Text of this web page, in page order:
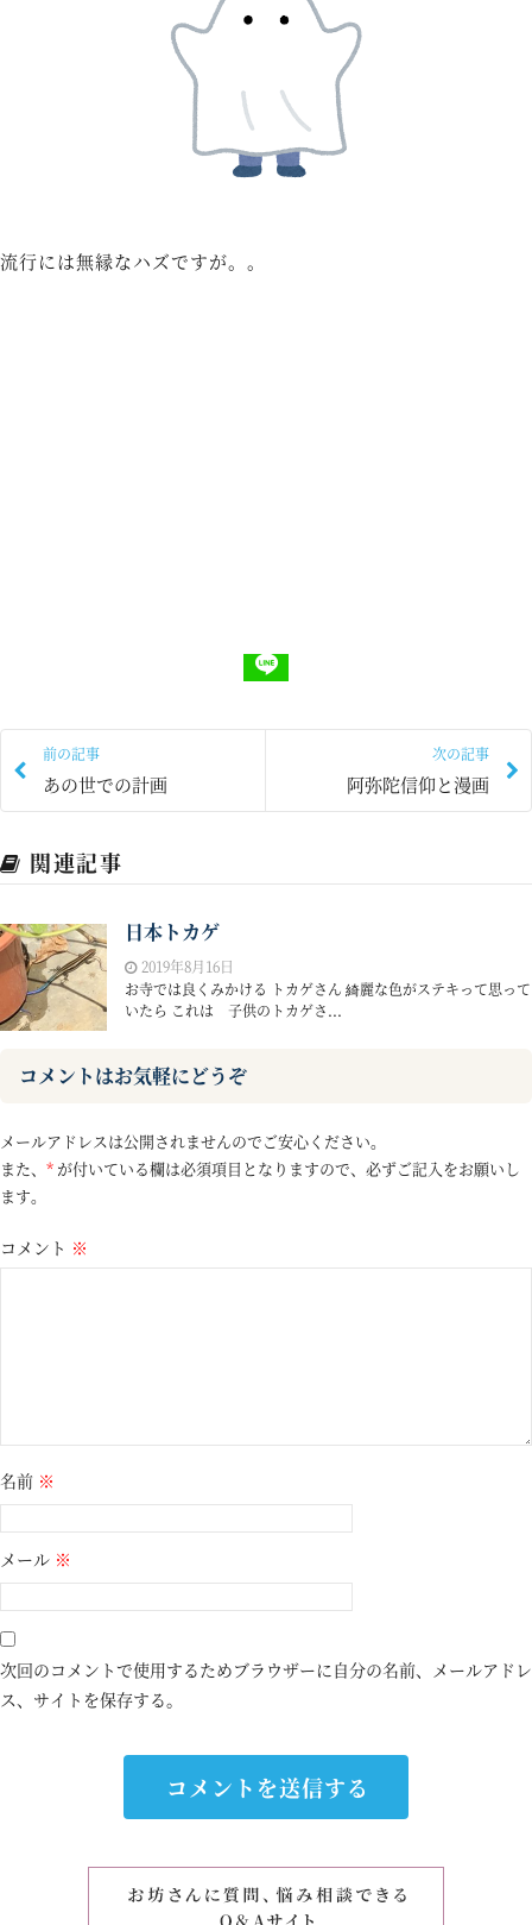
流行には無縁なハズですが。。
前の記事
あの世での計画
次の記事
阿弥陀信仰と漫画
関連記事
日本トカゲ
2019年8月16日
お寺では良くみかける トカゲさん 綺麗な色がステキって思って
いたら これは 子供のトカゲさ...
コメントはお気軽にどうぞ
メールアドレスは公開されませんのでご安心ください。
また、 * が付いている欄は必須項目となりますので、必ずご記入をお願いし
ます。
コメント ※
名前 ※
メール ※
次回のコメントで使用するためブラウザーに自分の名前、メールアドレ
ス、サイトを保存する。